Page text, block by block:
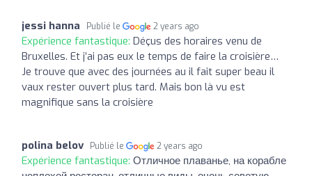
jessi hanna Publié le 2 years ago
Expérience fantastique: Déçus des horaires venu de
Bruxelles. Et j’ai pas eux le temps de faire la croisière…
Je trouve que avec des journées au il fait super beau il
vaux rester ouvert plus tard. Mais bon là vu est
magnifique sans la croisière
polina belov Publié le 2 years ago
Expérience fantastique: Отличное плаванье, на корабле